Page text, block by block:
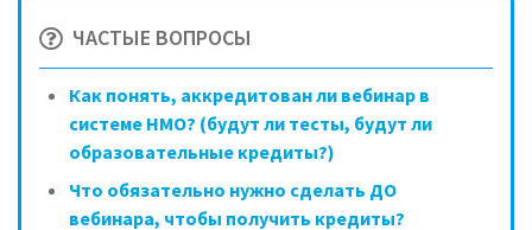
ЧАСТЫЕ ВОПРОСЫ
Как понять, аккредитован ли вебинар в
системе НМО? (будут ли тесты, будут ли
образовательные кредиты?)
Что обязательно нужно сделать ДО
вебинара, чтобы получить кредиты?